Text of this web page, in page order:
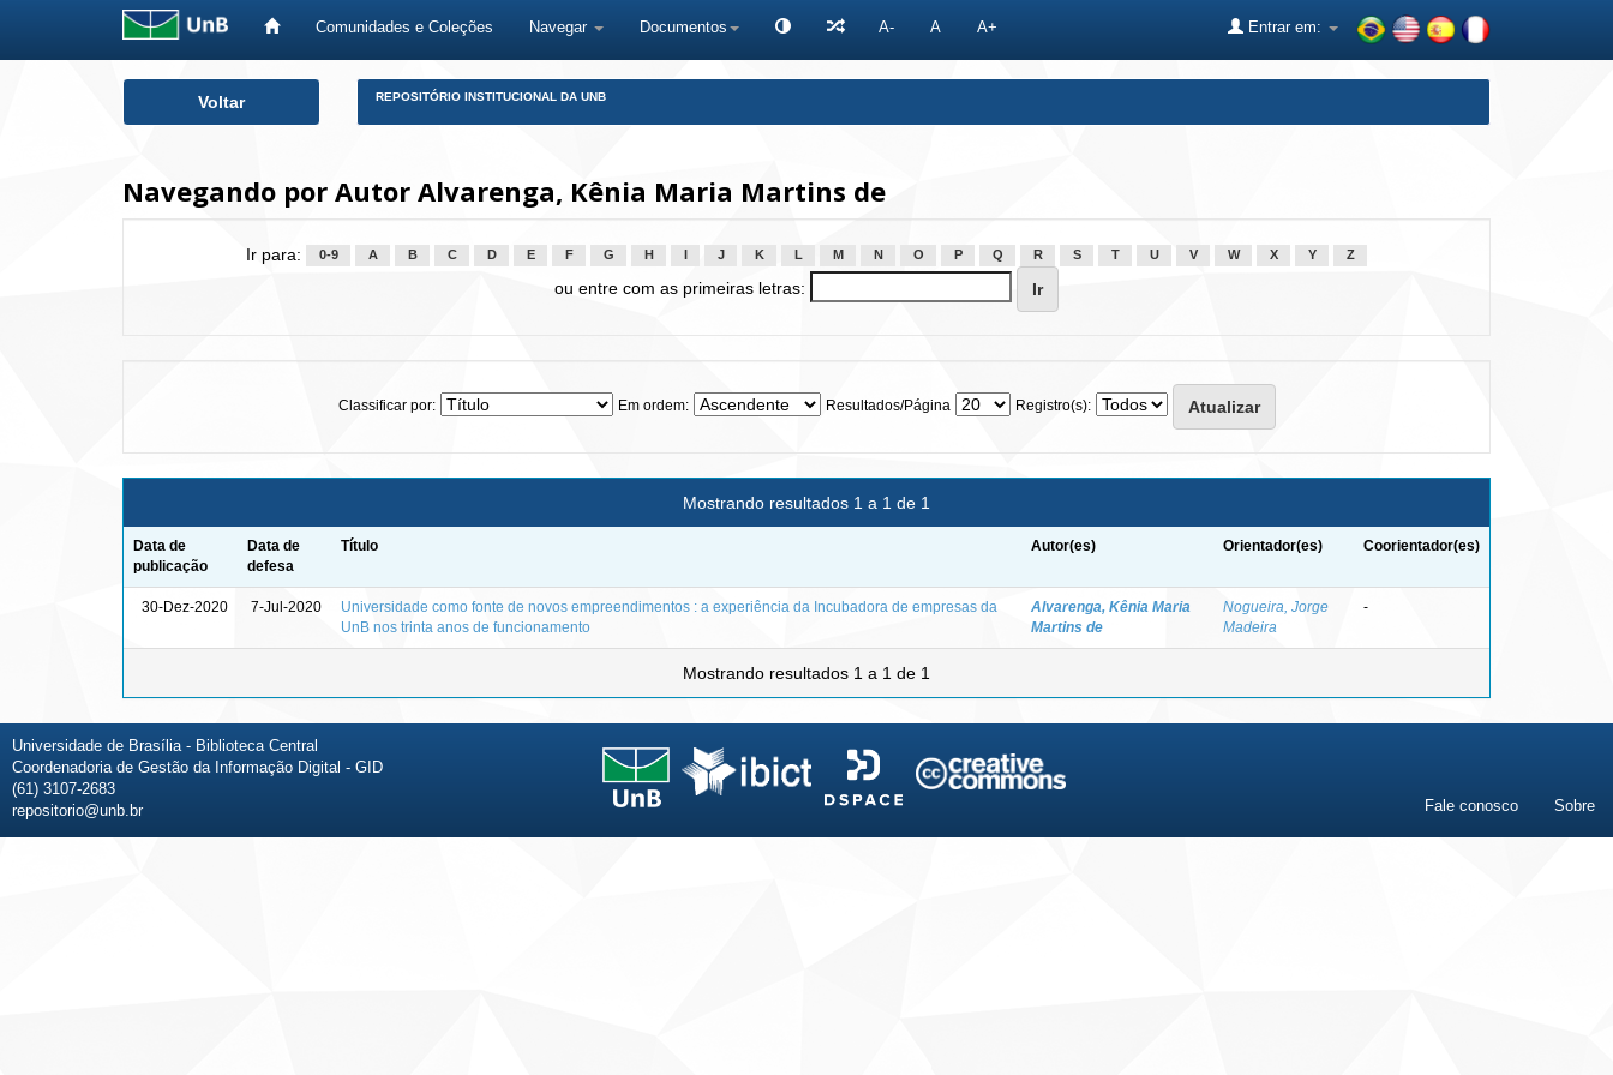
Comunidades e Coleções Navegar Documentos A- A A+ Entrar em:
Voltar REPOSITÓRIO INSTITUCIONAL DA UNB
Navegando por Autor Alvarenga, Kênia Maria Martins de
Ir para: 0-9 A B C D E F G H J K L M N O P Q R S T U V W X Y Z
ou entre com as primeiras letras:
Classificar por: Em ordem: Resultados/Página Registro(s):
Mostrando resultados 1 a 1 de 1
Data de
publicação
Data de
defesa
Título Autor(es) Orientador(es) Coorientador(es)
30-Dez-2020 7-Jul-2020
Universidade como fonte de novos empreendimentos : a experiência da Incubadora de empresas da
UnB nos trinta anos de funcionamento
Alvarenga, Kênia Maria
Martins de
Nogueira, Jorge
Madeira
-
Mostrando resultados 1 a 1 de 1
Universidade de Brasília - Biblioteca Central
Coordenadoria de Gestão da Informação Digital - GID
(61) 3107-2683
repositorio@unb.br
Fale conosco Sobre